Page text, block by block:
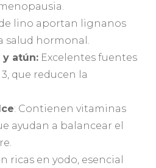
de lino aportan lignanos
salud hormonal.
y atún: Excelentes fuentes
que reducen la
: Contienen vitaminas
ayudan a balancear el
ricas en yodo, esencial